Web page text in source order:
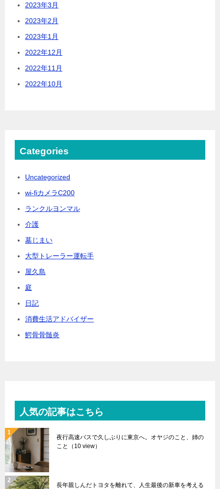
2023年3月
2023年2月
2023年1月
2022年12月
2022年11月
2022年10月
Categories
Uncategorized
wi-fiカメラC200
ランクルヨンマル
介護
墓じまい
大型トレーラー運転手
屋久島
庭
日記
消費生活アドバイザー
鰐骨骨髄炎
人気の記事はこちら
夜行高速バスで久しぶりに東京へ。オヤジのこと、姉の
こと
（10 view）
長年親しんだトヨタを離れて、人生最後の新車を考える